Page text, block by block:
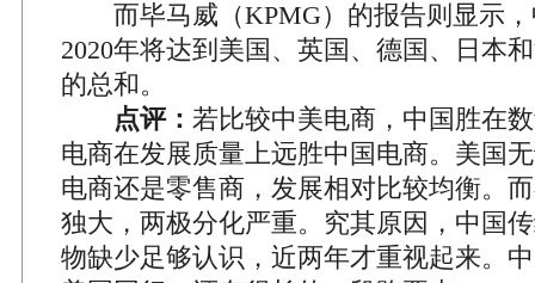
而毕马威（KPMG）的报告则显示，
2020年将达到美国、英国、德国、日本
的总和。
点评： 若比较中美电商，中国胜在
电商在发展质量上远胜中国电商。美国
电商还是零售商，发展相对比较均衡。
独大，两极分化严重。究其原因，中国
物缺少足够认识，近两年才重视起来。